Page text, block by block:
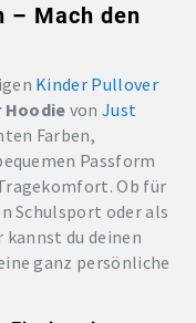
– Mach den
Kinder Pullover
Hoodie vonJust
Farben,
Passform
Ob für
Schulsport oder als
kannst du deinen
ganz persönliche